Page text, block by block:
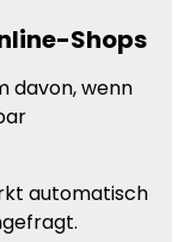
Shops
davon, wenn
automatisch